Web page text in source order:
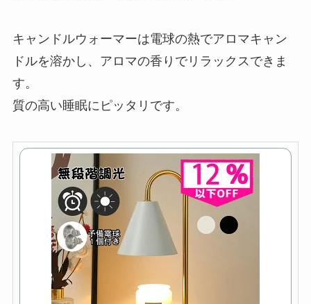
キャンドルウォーマーは電球の熱でアロマキャン
ドルを溶かし、アロマの香りでリラックスできま
す。
質の高い睡眠にピッタリです。